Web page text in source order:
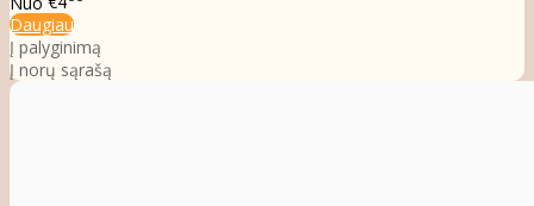
Daugiau
Į palyginimą
Į norų sąrašą